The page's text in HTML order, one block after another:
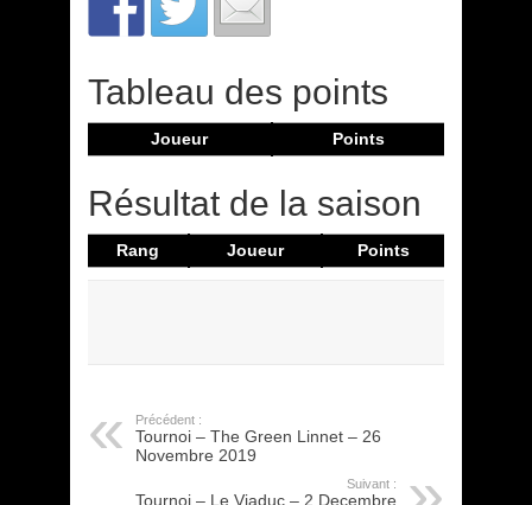
Tableau des points
Joueur Points
Résultat de la saison
Rang Joueur Points
Précédent :
Tournoi – The Green Linnet – 26
Novembre 2019
Suivant :
Tournoi – Le Viaduc – 2 Decembre